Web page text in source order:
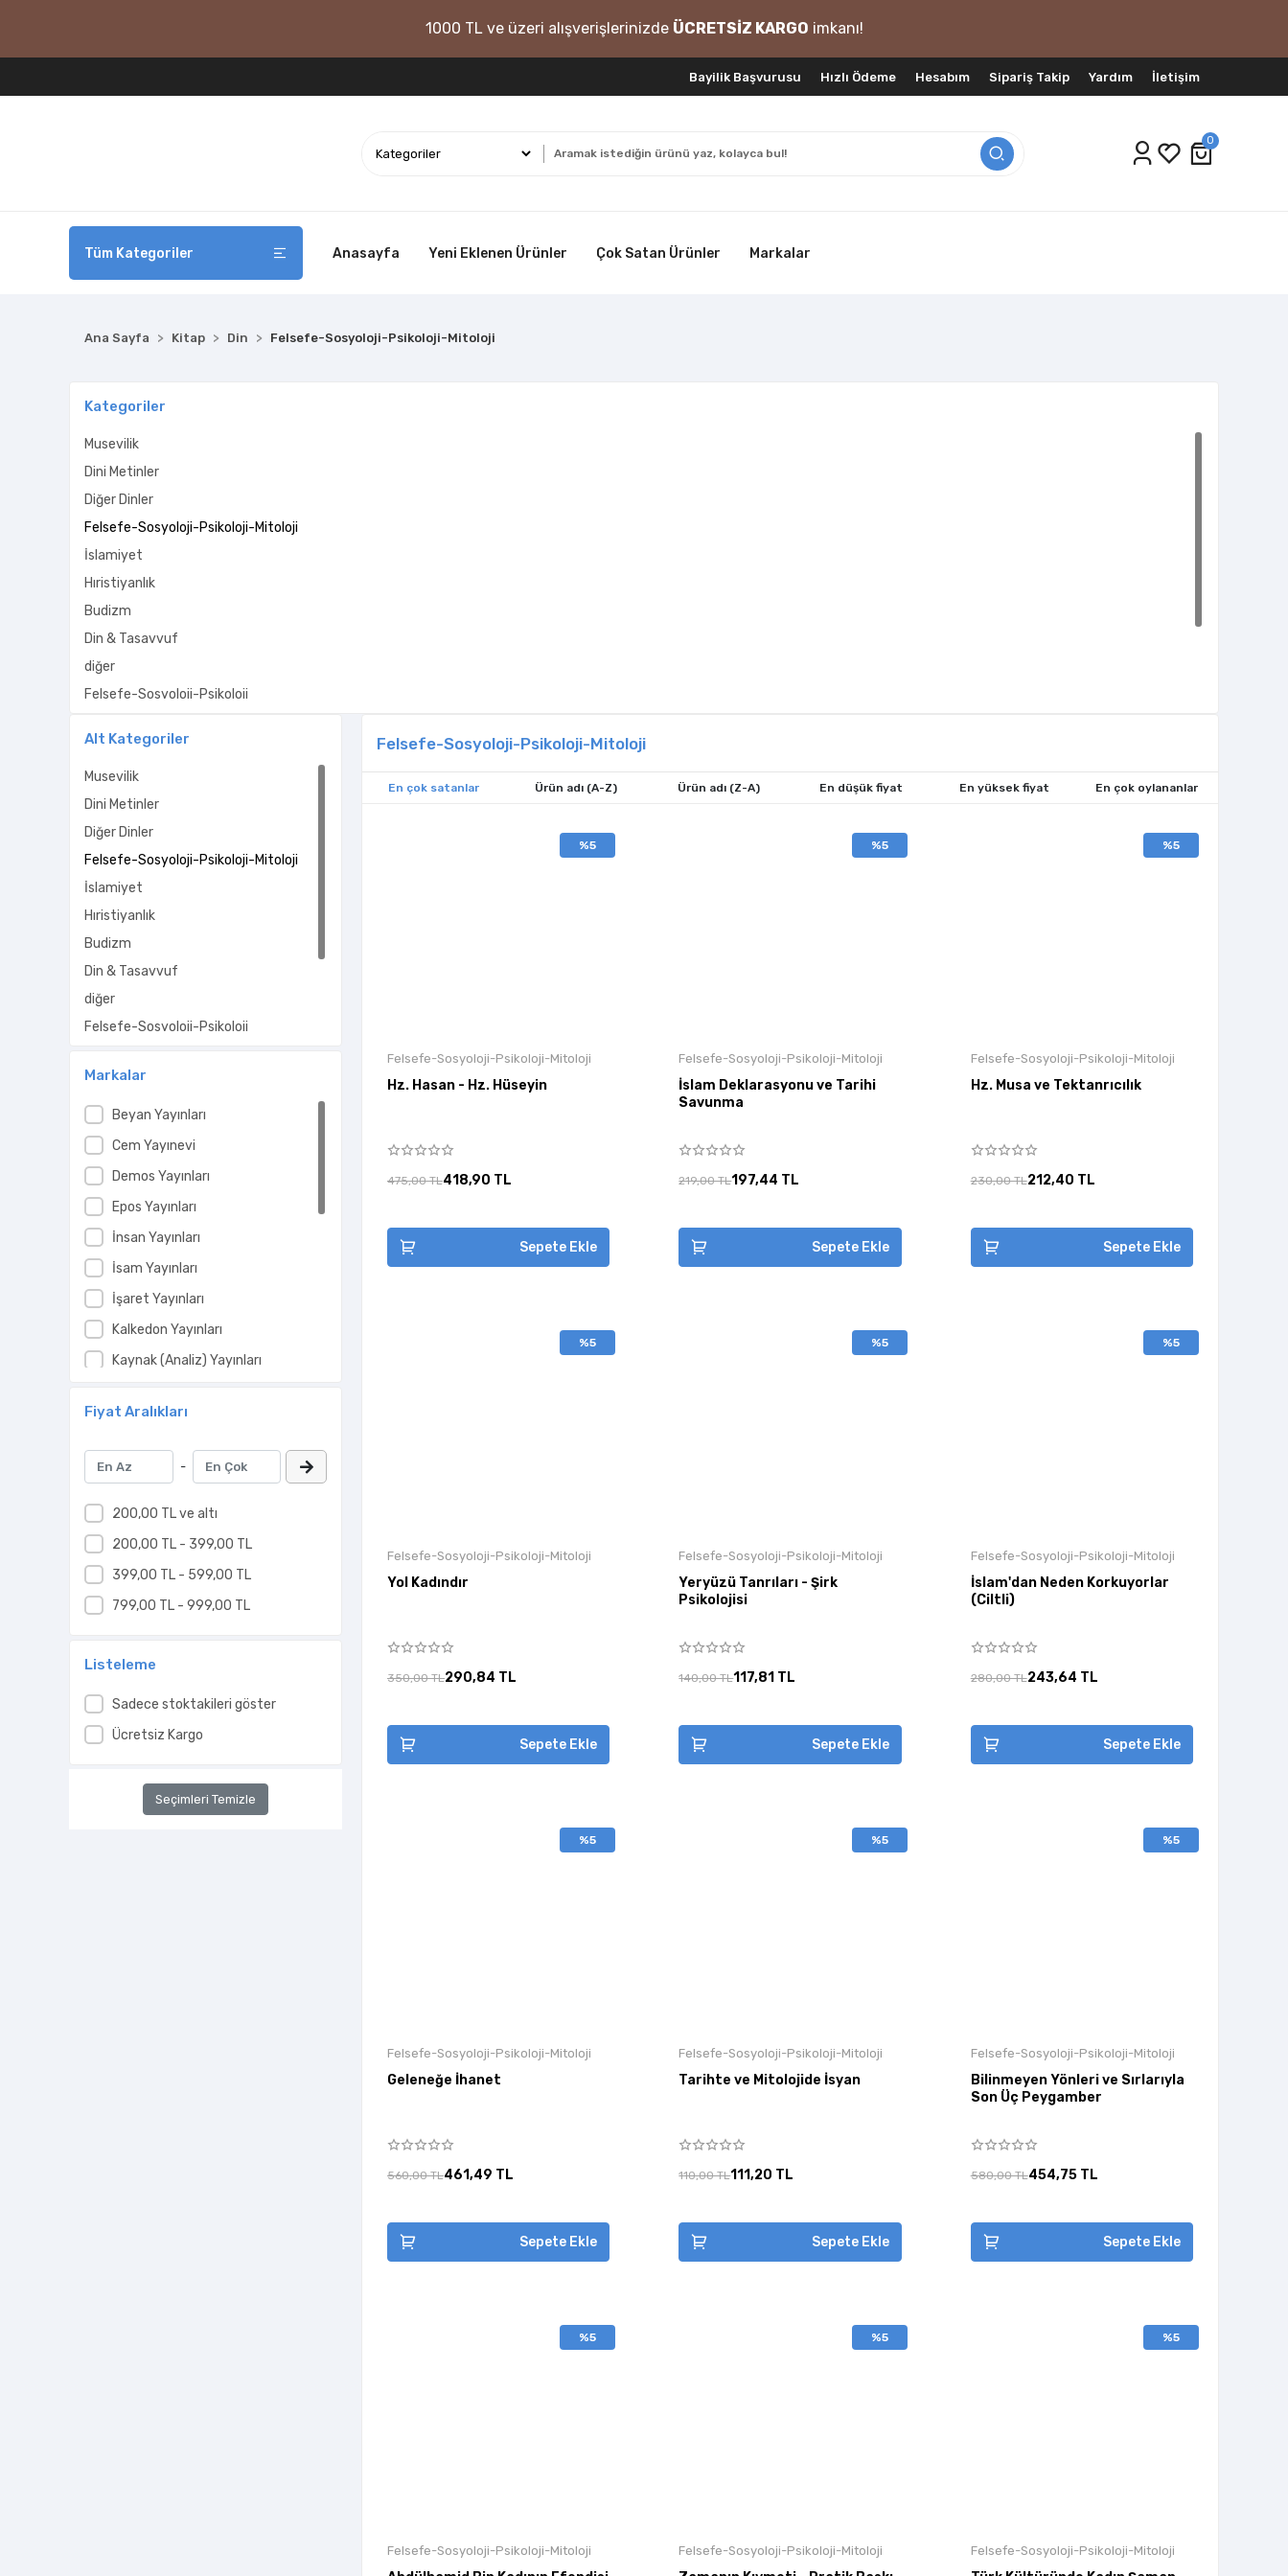
1000 TL ve üzeri alışverişlerinizde ÜCRETSİZ KARGO imkanı!
Bayilik Başvurusu Hızlı Ödeme Hesabım Sipariş Takip Yardım İletişim
0
Tüm Kategoriler Anasayfa Yeni Eklenen Ürünler Çok Satan Ürünler Markalar
Ana Sayfa Kitap Din Felsefe-Sosyoloji-Psikoloji-Mitoloji
Kategoriler
Musevilik
Dini Metinler
Diğer Dinler
Felsefe-Sosyoloji-Psikoloji-Mitoloji
İslamiyet
Hıristiyanlık
Budizm
Din & Tasavvuf
diğer
Felsefe-Sosyoloji-Psikoloji
Kavram-Kurum
Alt Kategoriler
Musevilik
Dini Metinler
Diğer Dinler
Felsefe-Sosyoloji-Psikoloji-Mitoloji
İslamiyet
Hıristiyanlık
Budizm
Din & Tasavvuf
diğer
Felsefe-Sosyoloji-Psikoloji
islam
Kavram-Kurum
Markalar
Beyan Yayınları
Cem Yayınevi
Demos Yayınları
Epos Yayınları
İnsan Yayınları
İsam Yayınları
İşaret Yayınları
Kalkedon Yayınları
Kaynak (Analiz) Yayınları
Marifet Yayınları
Ötüken Neşriyat
Pinhan Yayıncılık
Sınır Ötesi Yayınları
Sufi Kitap
Takdim Yayınları
Timaş İnanç
Yayın Dünyamız Yayınları
Yurt Kitap Yayın
Fiyat Aralıkları
-
200,00 TL ve altı
200,00 TL - 399,00 TL
399,00 TL - 599,00 TL
799,00 TL - 999,00 TL
Listeleme
Sadece stoktakileri göster
Ücretsiz Kargo
Seçimleri Temizle
Felsefe-Sosyoloji-Psikoloji-Mitoloji
En çok satanlar Ürün adı (A-Z) Ürün adı (Z-A) En düşük fiyat En yüksek fiyat En çok oylananlar
%5
Felsefe-Sosyoloji-Psikoloji-Mitoloji
Hz. Hasan - Hz. Hüseyin
475,00 TL418,90 TL
Sepete Ekle
%5
Felsefe-Sosyoloji-Psikoloji-Mitoloji
İslam Deklarasyonu ve Tarihi
Savunma
219,00 TL197,44 TL
Sepete Ekle
%5
Felsefe-Sosyoloji-Psikoloji-Mitoloji
Hz. Musa ve Tektanrıcılık
230,00 TL212,40 TL
Sepete Ekle
%5
Felsefe-Sosyoloji-Psikoloji-Mitoloji
Yol Kadındır
350,00 TL290,84 TL
Sepete Ekle
%5
Felsefe-Sosyoloji-Psikoloji-Mitoloji
Yeryüzü Tanrıları - Şirk
Psikolojisi
140,00 TL117,81 TL
Sepete Ekle
%5
Felsefe-Sosyoloji-Psikoloji-Mitoloji
İslam'dan Neden Korkuyorlar
(Ciltli)
280,00 TL243,64 TL
Sepete Ekle
%5
Felsefe-Sosyoloji-Psikoloji-Mitoloji
Geleneğe İhanet
560,00 TL461,49 TL
Sepete Ekle
%5
Felsefe-Sosyoloji-Psikoloji-Mitoloji
Tarihte ve Mitolojide İsyan
110,00 TL111,20 TL
Sepete Ekle
%5
Felsefe-Sosyoloji-Psikoloji-Mitoloji
Bilinmeyen Yönleri ve Sırlarıyla
Son Üç Peygamber
580,00 TL454,75 TL
Sepete Ekle
%5
Felsefe-Sosyoloji-Psikoloji-Mitoloji
%5
Felsefe-Sosyoloji-Psikoloji-Mitoloji
%5
Felsefe-Sosyoloji-Psikoloji-Mitoloji